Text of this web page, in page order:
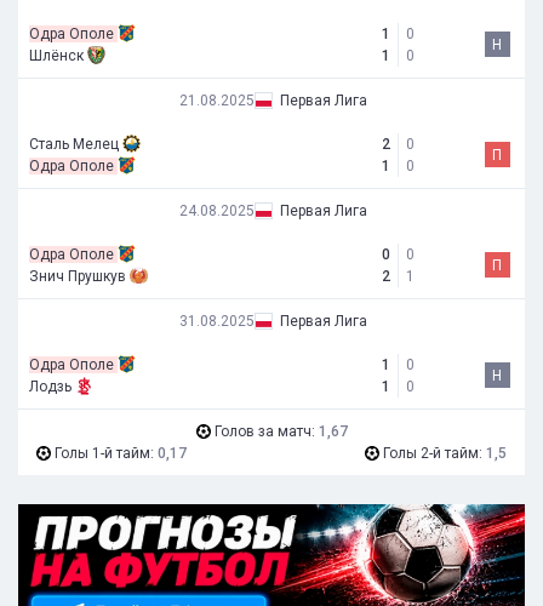
Одра Ополе
Шлёнск
1
1
0
0
Н
21.08.2025 Первая Лига
Сталь Мелец
Одра Ополе
2
1
0
0
П
24.08.2025 Первая Лига
Одра Ополе
Знич Прушкув
0
2
0
1
П
31.08.2025 Первая Лига
Одра Ополе
Лодзь
1
1
0
0
Н
Голов за матч: 1,67
Голы 1-й тайм: 0,17 Голы 2-й тайм: 1,5